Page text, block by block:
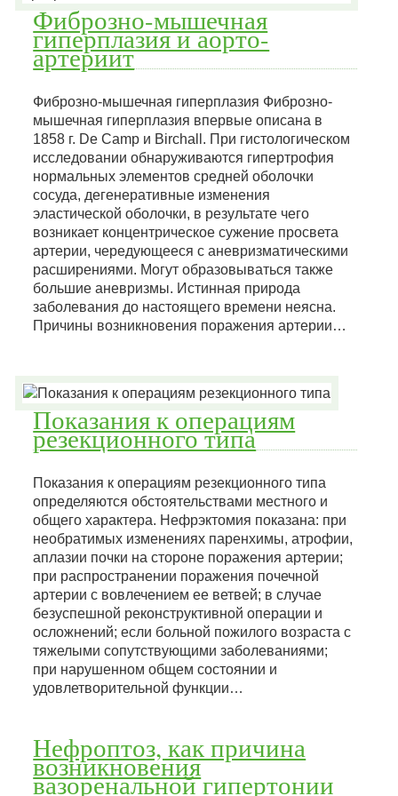
Фиброзно-мышечная
гиперплазия и аорто-
артериит
Фиброзно-мышечная гиперплазия Фиброзно-
мышечная гиперплазия впервые описана в
1858 г. De Camp и Birchall. При гистологическом
исследовании обнаруживаются гипертрофия
нормальных элементов средней оболочки
сосуда, дегенеративные изменения
эластической оболочки, в результате чего
возникает концентрическое сужение просвета
артерии, чередующееся с аневризматическими
расширениями. Могут образовываться также
большие аневризмы. Истинная природа
заболевания до настоящего времени неясна.
Причины возникновения поражения артерии…
Показания к операциям
резекционного типа
Показания к операциям резекционного типа
определяются обстоятельствами местного и
общего характера. Нефрэктомия показана: при
необратимых изменениях паренхимы, атрофии,
аплазии почки на стороне поражения артерии;
при распространении поражения почечной
артерии с вовлечением ее ветвей; в случае
безуспешной реконструктивной операции и
осложнений; если больной пожилого возраста с
тяжелыми сопутствующими заболеваниями;
при нарушенном общем состоянии и
удовлетворительной функции…
Нефроптоз, как причина
возникновения
вазоренальной гипертонии